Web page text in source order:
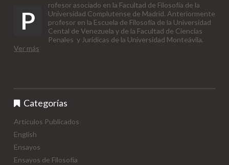
P
rofesor asociado en la Facultad de Filosofía de la
Universidad Complutense de Madrid. Anteriormente
profesor en la Escuela de Filosofía de la Universidad
Cental de Venezuela y de la Facultad de Ciencias
Penales y Jurídicas de la Universidad Monteávila.
Ver más
Categorías
Artículos Publicados
English
Ensayos
Ensayos de Filosofía